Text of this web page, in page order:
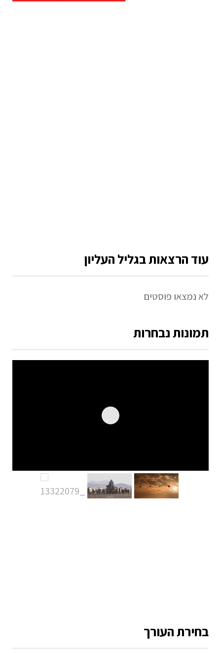
עוד הרצאות בגליל העליון
לא נמצאו פוסטים
תמונות נבחרות
בחירת העורך